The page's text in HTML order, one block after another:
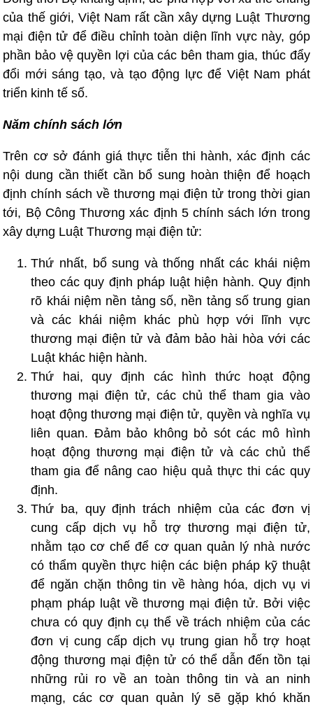
của thế giới, Việt Nam rất cần xây dựng Luật Thương
mại điện tử để điều chỉnh toàn diện lĩnh vực này, góp
phần bảo vệ quyền lợi của các bên tham gia, thúc đẩy
đổi mới sáng tạo, và tạo động lực để Việt Nam phát
triển kinh tế số.
Năm chính sách lớn
Trên cơ sở đánh giá thực tiễn thi hành, xác định các
nội dung cần thiết cần bổ sung hoàn thiện để hoạch
định chính sách về thương mại điện tử trong thời gian
tới, Bộ Công Thương xác định 5 chính sách lớn trong
xây dựng Luật Thương mại điện tử:
Thứ nhất, bổ sung và thống nhất các khái niệm
theo các quy định pháp luật hiện hành. Quy định
rõ khái niệm nền tảng số, nền tảng số trung gian
và các khái niệm khác phù hợp với lĩnh vực
thương mại điện tử và đảm bảo hài hòa với các
Luật khác hiện hành.
Thứ hai, quy định các hình thức hoạt động
thương mại điện tử, các chủ thể tham gia vào
hoạt động thương mại điện tử, quyền và nghĩa vụ
liên quan. Đảm bảo không bỏ sót các mô hình
hoạt động thương mại điện tử và các chủ thể
tham gia để nâng cao hiệu quả thực thi các quy
định.
Thứ ba, quy định trách nhiệm của các đơn vị
cung cấp dịch vụ hỗ trợ thương mại điện tử,
nhằm tạo cơ chế để cơ quan quản lý nhà nước
có thẩm quyền thực hiện các biện pháp kỹ thuật
để ngăn chặn thông tin về hàng hóa, dịch vụ vi
phạm pháp luật về thương mại điện tử. Bởi việc
chưa có quy định cụ thể về trách nhiệm của các
đơn vị cung cấp dịch vụ trung gian hỗ trợ hoạt
động thương mại địện tử có thể dẫn đến tồn tại
những rủi ro về an toàn thông tin và an ninh
mạng, các cơ quan quản lý sẽ gặp khó khăn